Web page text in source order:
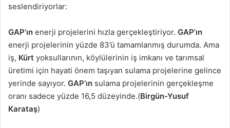
seslendiriyorlar:
GAP’ın enerji projelerini hızla gerçekleştiriyor. GAP’ın
enerji projelerinin yüzde 83’ü tamamlanmış durumda. Ama
iş, Kürt yoksullarının, köylülerinin iş imkanı ve tarımsal
üretimi için hayati önem taşıyan sulama projelerine gelince
yerinde sayıyor. GAP’ın sulama projelerinin gerçekleşme
oranı sadece yüzde 16,5 düzeyinde.(Birgün-Yusuf
Karataş)